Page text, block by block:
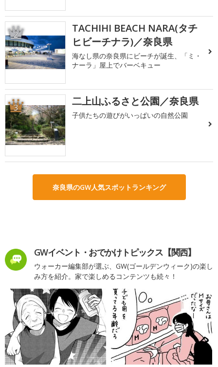
2
TACHIHI BEACH NARA(タチ
ヒビーチナラ)／奈良県
海なし県の奈良県にビーチが誕生、「ミ・
ナーラ」屋上でバーベキュー
3 二上山ふるさと公園／奈良県
子供たちの遊びがいっぱいの自然公園
奈良県のGW人気スポットランキング
GWイベント・おでかけトピックス【関西】
ウォーカー編集部が選ぶ、GW(ゴールデンウィーク)の楽し
み方を紹介。家で楽しめるコンテンツも続々！